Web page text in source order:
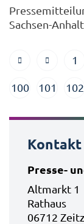
Sachsen-
1
100 101 102
Kontakt
Presse-
Altmarkt 1
Rathaus
06712 Zeitz